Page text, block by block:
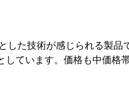
した技術が感じられる製品
ています。価格も中価格